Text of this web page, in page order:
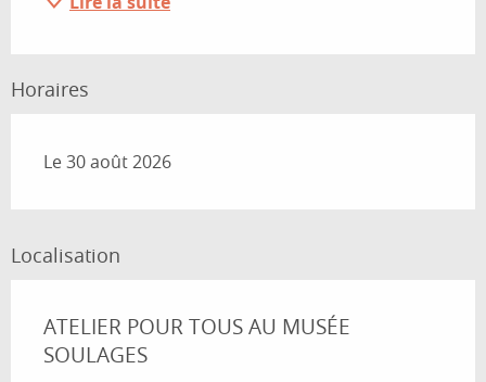
Horaires
Le 30 août 2026
Localisation
ATELIER POUR TOUS AU MUSÉE
SOULAGES